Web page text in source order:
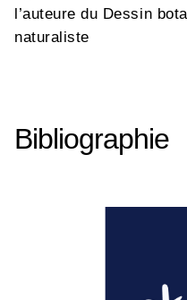
l’auteure du Dessin
naturaliste
Bibliographie